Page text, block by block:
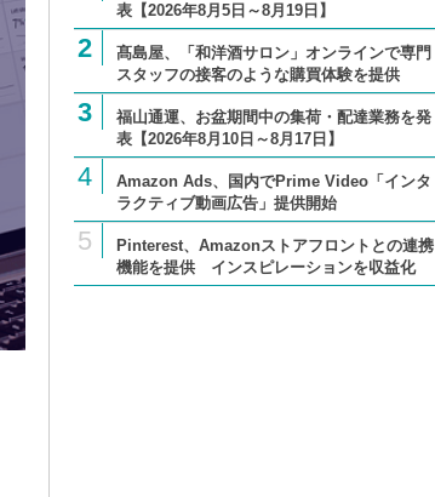
表【2026年8月5日～8月19日】
2
髙島屋、「和洋酒サロン」オンラインで専門
スタッフの接客のような購買体験を提供
3
福山通運、お盆期間中の集荷・配達業務を発
表【2026年8月10日～8月17日】
4
Amazon Ads、国内でPrime Video「インタ
ラクティブ動画広告」提供開始
5
Pinterest、Amazonストアフロントとの連携
機能を提供 インスピレーションを収益化